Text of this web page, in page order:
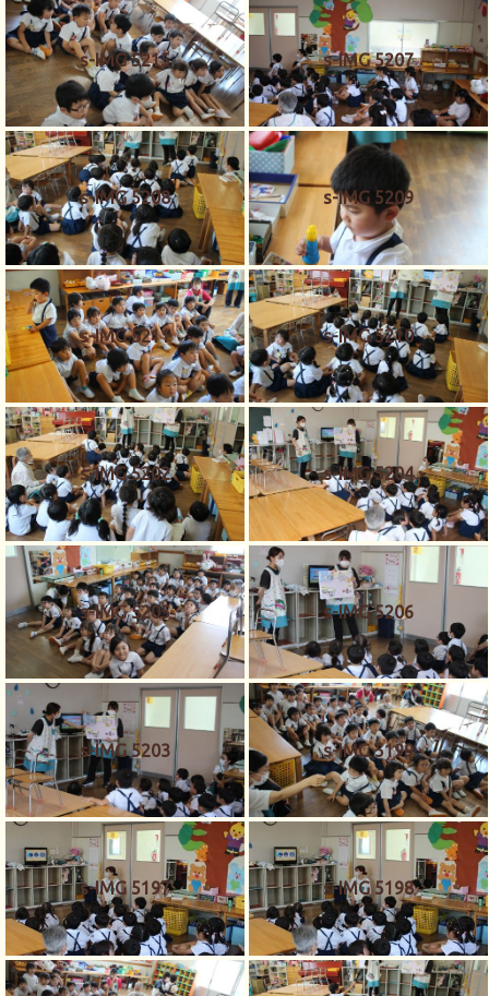
s-IMG 5215 s-IMG 5207
s-IMG 5208 s-IMG 5209
s-IMG 5211 s-IMG 5210
s-IMG 5202 s-IMG 5204
s-IMG 5205 s-IMG 5206
s-IMG 5203 s-IMG 5199
s-IMG 5197 s-IMG 5198